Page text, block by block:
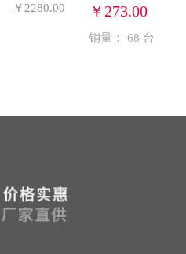
￥2280.00 ￥273.00
销量： 68 台